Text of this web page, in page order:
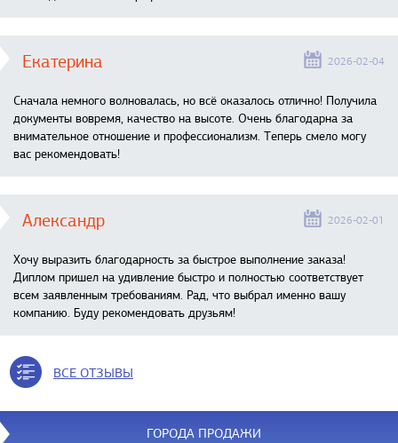
Екатерина 2026-02-04
Сначала немного волновалась, но всё оказалось отлично! Получила
документы вовремя, качество на высоте. Очень благодарна за
внимательное отношение и профессионализм. Теперь смело могу
вас рекомендовать!
Александр 2026-02-01
Хочу выразить благодарность за быстрое выполнение заказа!
Диплом пришел на удивление быстро и полностью соответствует
всем заявленным требованиям. Рад, что выбрал именно вашу
компанию. Буду рекомендовать друзьям!
ВСЕ ОТЗЫВЫ
ГОРОДА ПРОДАЖИ